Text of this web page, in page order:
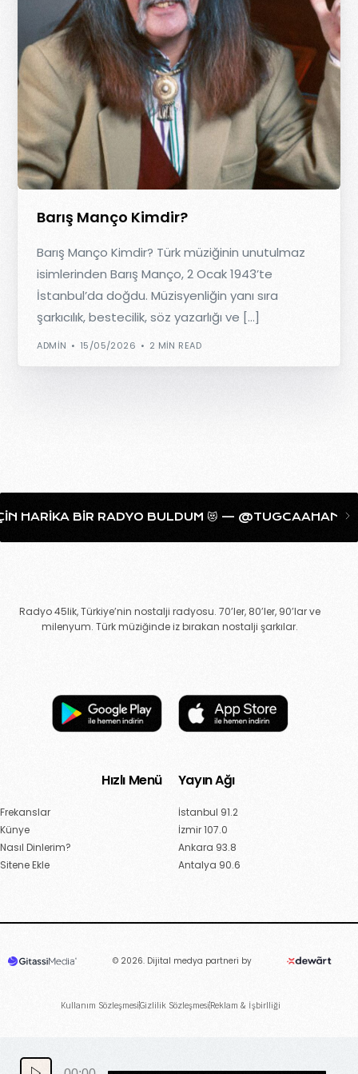
Barış Manço Kimdir?
Barış Manço Kimdir? Türk müziğinin unutulmaz
isimlerinden Barış Manço, 2 Ocak 1943’te
İstanbul’da doğdu. Müzisyenliğin yanı sıra
şarkıcılık, bestecilik, söz yazarlığı ve […]
ADMIN 15/05/2026 2 MIN READ
RADYO BULDUM 😻 — @TUGCAAHANIM
Radyo 45lik, Türkiye’nin nostalji radyosu. 70’ler, 80’ler, 90’lar ve
milenyum. Türk müziğinde iz bırakan nostalji şarkılar.
Hızlı Menü
Frekanslar
Künye
Nasıl Dinlerim?
Sitene Ekle
Yayın Ağı
İstanbul 91.2
İzmir 107.0
Ankara 93.8
Antalya 90.6
© 2026. Dijital medya partneri by
Kullanım SözleşmesiGizlilik SözleşmesiReklam & İşbirlliği